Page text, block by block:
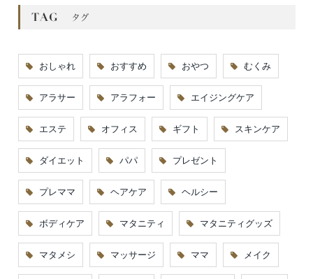
おしゃれ おすすめ おやつ むくみ
アラサー アラフォー エイジングケア
エステ オフィス ギフト スキンケア
ダイエット パパ プレゼント
プレママ ヘアケア ヘルシー
ボディケア マタニティ マタニティグッズ
マタメシ マッサージ ママ メイク